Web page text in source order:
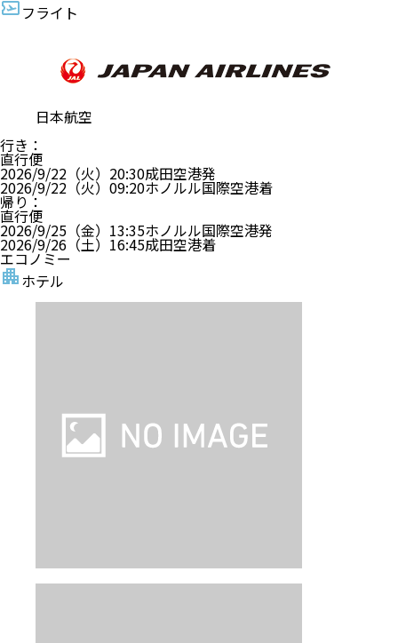
フライト
日本航空
行き ：
直行便
2026/9/22（火） 20:30成田空港発
2026/9/22（火） 09:20ホノルル国際空港着
帰り ：
直行便
2026/9/25（金） 13:35ホノルル国際空港発
2026/9/26（土） 16:45成田空港着
エコノミー
ホテル